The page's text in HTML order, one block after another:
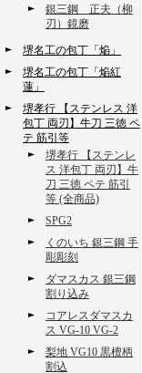
銀三鋼 正夫（柳
刃）鏡磨
堺名工の包丁「焔」
堺名工の包丁「焔紅
蓮」
堺孝行 【ステンレス 洋
包丁 両刃】牛刀 三徳 ペ
テ 筋引等
堺孝行 【ステンレ
ス 洋包丁 両刃】牛
刀 三徳 ペテ 筋引
等 (全商品)
SPG2
くのいち 銀三鋼 手
彫彫刻
ダマスカス 銀三鋼
割り込み
コアレスダマスカ
ス VG-10 VG-2
梨地 VG10 黒檀柄
割込